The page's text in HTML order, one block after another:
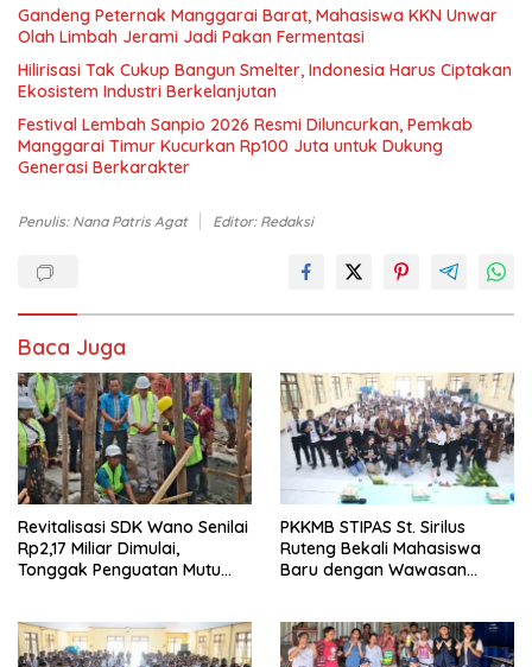
Gandeng Peternak Manggarai Barat, Mahasiswa KKN Unwar
Olah Limbah Jerami Jadi Pakan Fermentasi
Hilirisasi Tak Cukup Bangun Smelter, Indonesia Harus Ciptakan
Ekosistem Industri Berkelanjutan
Festival Lembah Sanpio 2026 Resmi Diluncurkan, Pemkab
Manggarai Timur Kucurkan Rp100 Juta untuk Dukung
Generasi Berkarakter
Penulis: Nana Patris Agat Editor: Redaksi
Baca Juga
Revitalisasi SDK Wano Senilai
Rp2,17 Miliar Dimulai,
Tonggak Penguatan Mutu
PKKMB STIPAS St. Sirilus
Ruteng Bekali Mahasiswa
Baru dengan Wawasan